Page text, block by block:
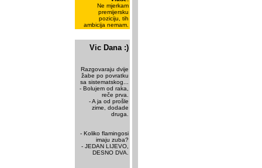
Ne mjerkam
premijersku
poziciju, tih
ambicija nemam.
Vic Dana :)
Razgovaraju dvije
žabe po povratku
sa sistematskog...
- Bolujem od raka,
reče prva.
- A ja od prošle
zime, dodade
druga.
- Koliko flamingosi
imaju zuba?
- JEDAN LIJEVO,
DESNO DVA.